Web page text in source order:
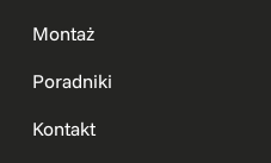
Montaż
Poradniki
Kontakt